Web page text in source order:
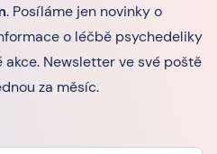
. Posíláme jen novinky o
o léčbě psychedeliky
Newsletter ve své poště
za měsíc.